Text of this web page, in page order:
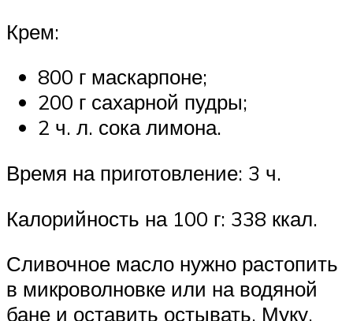
Крем:
800 г маскарпоне;
200 г сахарной пудры;
2 ч. л. сока лимона.
Время на приготовление: 3 ч.
Калорийность на 100 г: 338 ккал.
Сливочное масло нужно растопить
в микроволновке или на водяной
бане и оставить остывать. Муку,